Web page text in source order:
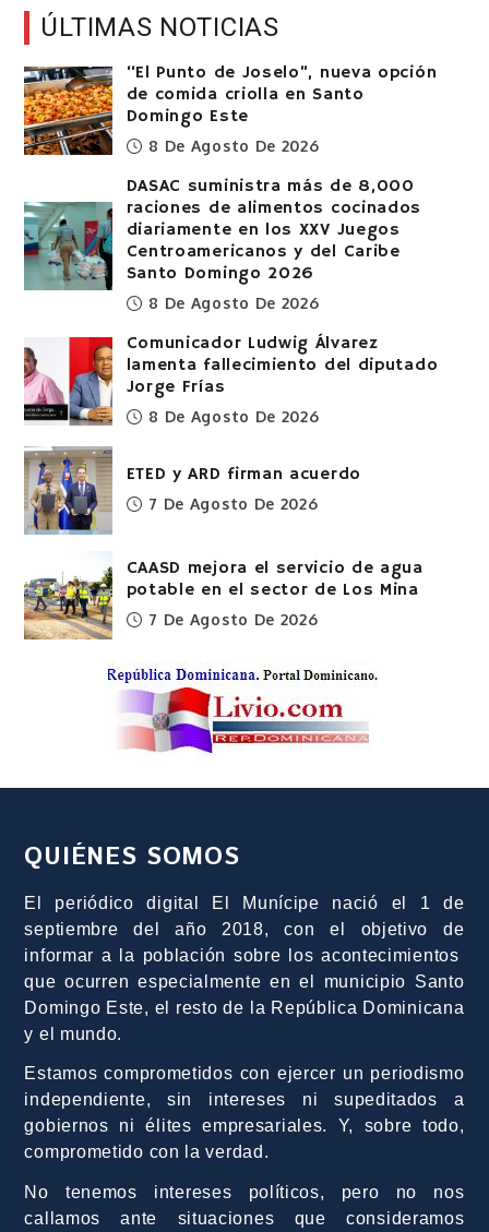
ÚLTIMAS NOTICIAS
“El Punto de Joselo”, nueva opción
de comida criolla en Santo
Domingo Este
8 De Agosto De 2026
DASAC suministra más de 8,000
raciones de alimentos cocinados
diariamente en los XXV Juegos
Centroamericanos y del Caribe
Santo Domingo 2026
8 De Agosto De 2026
Comunicador Ludwig Álvarez
lamenta fallecimiento del diputado
Jorge Frías
8 De Agosto De 2026
ETED y ARD firman acuerdo
7 De Agosto De 2026
CAASD mejora el servicio de agua
potable en el sector de Los Mina
7 De Agosto De 2026
QUIÉNES SOMOS
El periódico digital El Munícipe nació el 1 de
septiembre del año 2018, con el objetivo de
informar a la población sobre los acontecimientos
que ocurren especialmente en el municipio Santo
Domingo Este, el resto de la República Dominicana
y el mundo.
Estamos comprometidos con ejercer un periodismo
independiente, sin intereses ni supeditados a
gobiernos ni élites empresariales. Y, sobre todo,
comprometido con la verdad.
No tenemos intereses políticos, pero no nos
callamos ante situaciones que consideramos